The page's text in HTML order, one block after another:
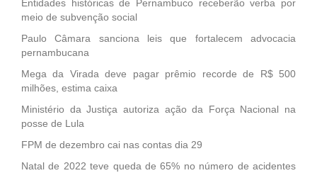
Entidades históricas de Pernambuco receberão verba por
meio de subvenção social
Paulo Câmara sanciona leis que fortalecem advocacia
pernambucana
Mega da Virada deve pagar prêmio recorde de R$ 500
milhões, estima caixa
Ministério da Justiça autoriza ação da Força Nacional na
posse de Lula
FPM de dezembro cai nas contas dia 29
Natal de 2022 teve queda de 65% no número de acidentes